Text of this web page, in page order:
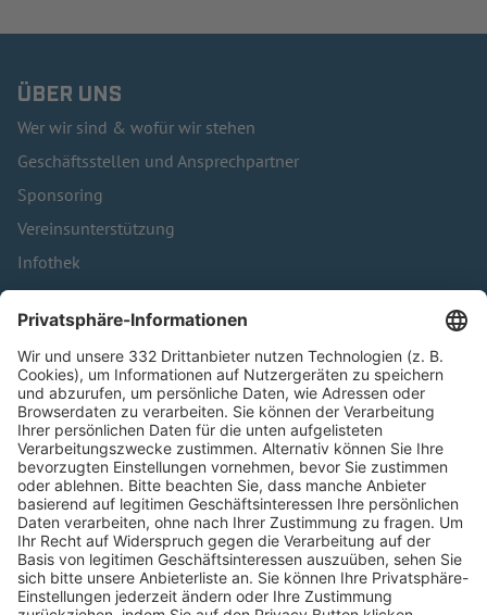
ÜBER UNS
Wer wir sind & wofür wir stehen
Geschäftsstellen und Ansprechpartner
Sponsoring
Vereinsunterstützung
Infothek
Kontakt
HÄUFIG BESUCHTE SEITEN
Pässe und Vereinswechsel
Trainerausbildung
Schulungsangebot Vereinsmitarbeiter
BFV-Geschäftsstellen
Trainerbörse
Login SpielPlus